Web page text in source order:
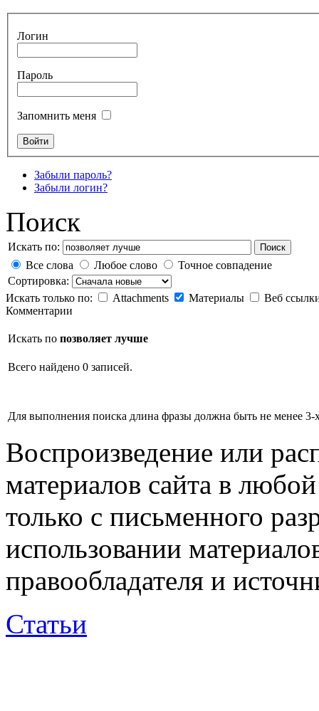
Логин
Пароль
Запомнить меня
Забыли пароль?
Забыли логин?
Поиск
Искать по: Поиск
Все слова Любое слово
Точное совпадение
Сортировка:
Искать только по:
Attachments Материалы
Веб
Комментарии
Искать по позволяет лучше
Всего найдено 0 записей.
Для выполнения поиска длина фразы должна быть не менее 3-
Воспроизведение или
материалов сайта в
только с письменного
использовании
правообладателя и
Статьи